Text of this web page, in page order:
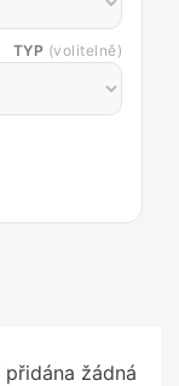
TYP (volitelně)
žádná